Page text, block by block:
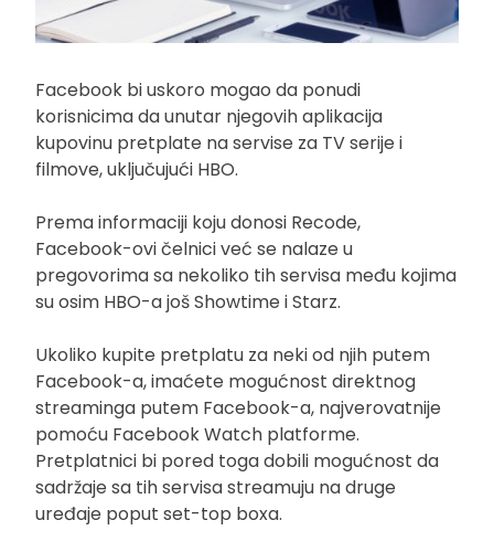
Facebook bi uskoro mogao da ponudi
korisnicima da unutar njegovih aplikacija
kupovinu pretplate na servise za TV serije i
filmove, uključujući HBO.
Prema informaciji koju donosi Recode,
Facebook-ovi čelnici već se nalaze u
pregovorima sa nekoliko tih servisa među kojima
su osim HBO-a još Showtime i Starz.
Ukoliko kupite pretplatu za neki od njih putem
Facebook-a, imaćete mogućnost direktnog
streaminga putem Facebook-a, najverovatnije
pomoću Facebook Watch platforme.
Pretplatnici bi pored toga dobili mogućnost da
sadržaje sa tih servisa streamuju na druge
uređaje poput set-top boxa.